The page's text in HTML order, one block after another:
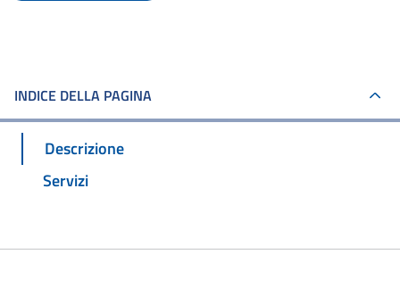
INDICE DELLA PAGINA
Descrizione
Servizi